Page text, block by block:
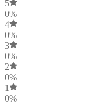
5
0%
4
0%
3
0%
2
0%
1
0%